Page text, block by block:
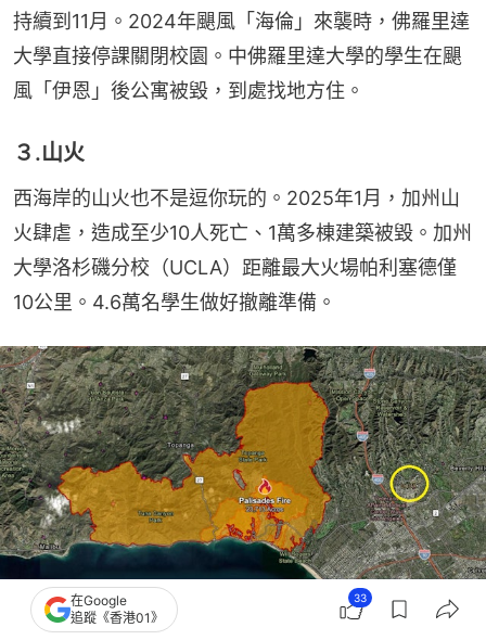
持續到11月。2024年颶風「海倫」來襲時，佛羅里達
大學直接停課關閉校園。中佛羅里達大學的學生在颶
風「伊恩」後公寓被毀，到處找地方住。
３.山火
西海岸的山火也不是逗你玩的。2025年1月，加州山
火肆虐，造成至少10人死亡、1萬多棟建築被毀。加州
大學洛杉磯分校（UCLA）距離最大火場帕利塞德僅
10公里。4.6萬名學生做好撤離準備。
在Google
追蹤《香港01》
33